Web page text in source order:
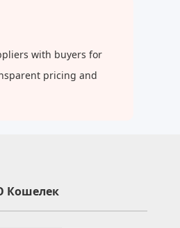
with buyers for
pricing and
Кошелек